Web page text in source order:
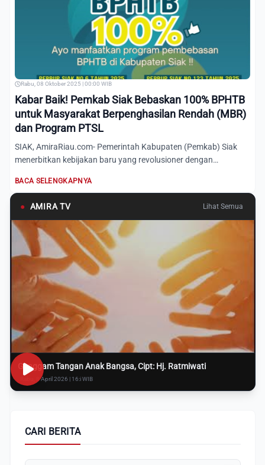
Rabu, 08 Oktober 2025 | 00:00 WIB
Kabar Baik! Pemkab Siak Bebaskan 100% BPHTB
untuk Masyarakat Berpenghasilan Rendah (MBR)
dan Program PTSL
SIAK, AmiraRiau.com- Pemerintah Kabupaten (Pemkab) Siak
menerbitkan kebijakan baru yang revolusioner dengan
BACA SELENGKAPNYA
● AMIRA TV Lihat Semua
Genggam Tangan Anak Bangsa, Cipt: Hj. Ratmiwati
Rabu, 8 April 2026 | 16:i WIB
CARI BERITA